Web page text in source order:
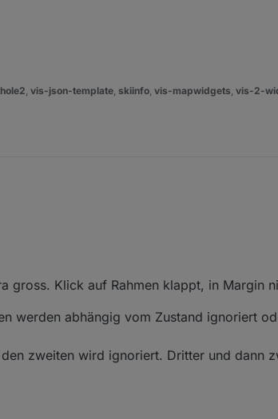
, vis-json-template, skiinfo, vis-mapwidgets, vis-2-
gross. Klick auf Rahmen klappt, in Margin
werden abhängig vom Zustand ignoriert
zweiten wird ignoriert. Dritter und dann